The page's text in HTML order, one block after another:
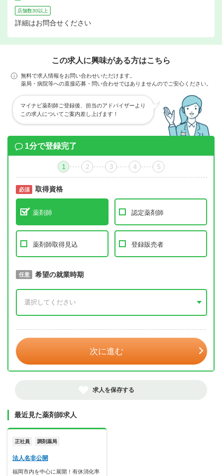
店舗数30以上
詳細はお問合せください
この求人に興味がある方はこちら
無料で求人情報をお問い合わせいただけます。
薬局・病院等への直接応募・問い合わせではありませんのでご安心ください。
マイナビ薬剤師ご登録後、担当のアドバイザーより
この求人についてご案内差し上げます！
1分で登録完了
1 2 3 4 5
必須 取得資格
薬剤師 認定薬剤師
薬剤師取得見込 登録販売者
必須 取得予定年
任意 希望の就業時期
次に進む
求人を保存する
最近見た薬剤師求人
正社員 調剤薬局
法人名非公開
福岡市内を中心に展開！有休消化率